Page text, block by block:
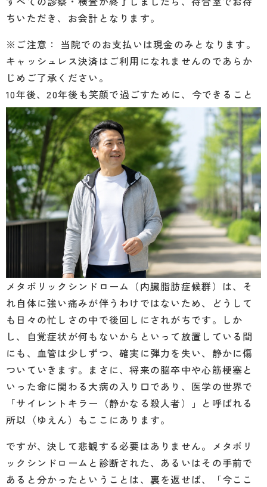
ちいただき、お会計となります。
※ご注意： 当院でのお支払いは現金のみとなります。
キャッシュレス決済はご利用になれませんのであらか
じめご了承ください。
10年後、20年後も笑顔で過ごすために、今できること
メタボリックシンドローム（内臓脂肪症候群）は、そ
れ自体に強い痛みが伴うわけではないため、どうして
も日々の忙しさの中で後回しにされがちです。しか
し、自覚症状が何もないからといって放置している間
にも、血管は少しずつ、確実に弾力を失い、静かに傷
ついていきます。まさに、将来の脳卒中や心筋梗塞と
いった命に関わる大病の入り口であり、医学の世界で
「サイレントキラー（静かなる殺人者）」と呼ばれる
所以（ゆえん）もここにあります。
ですが、決して悲観する必要はありません。メタボリ
ックシンドロームと診断された、あるいはその手前で
あると分かったということは、裏を返せば、「今ここ